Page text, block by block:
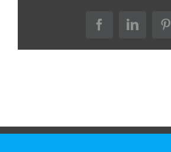
FacebookLinkedIn